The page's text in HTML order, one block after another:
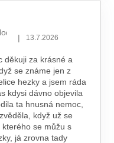
obchodu je 5 z 5
| 13.7.2026
děkuji za krásné a
se známe jen z
hezky a jsem ráda
kdysi dávno objevila
ta hnusná nemoc,
když už se
se můžu s
já zrovna tady